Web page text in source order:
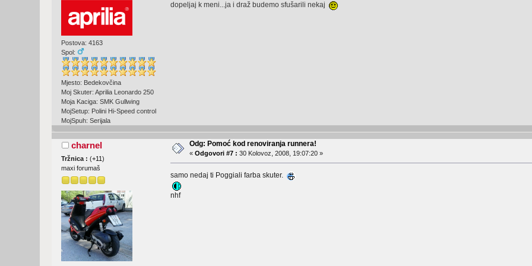
Postova: 4163
Spol:
Mjesto: Bedekovčina
Moj Skuter: Aprilia Leonardo 250
Moja Kaciga: SMK Gullwing
MojSetup: Polini Hi-Speed control
MojSpuh: Serijala
dopeljaj k meni...ja i draž budemo sfušarili nekaj
charnel
Tržnica :(+11)
maxi forumaš
Odg: Pomoć kod renoviranja runnera!
«Odgovori #7 : 30 Kolovoz, 2008, 19:07:20 »
samo nedaj ti Poggiali farba skuter.
nhf